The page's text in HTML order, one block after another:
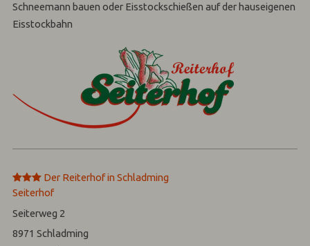
Schneemann bauen oder Eisstockschießen auf der hauseigenen
Eisstockbahn
***
Der Reiterhof in Schladming
Seiterhof
Seiterweg 2
8971 Schladming